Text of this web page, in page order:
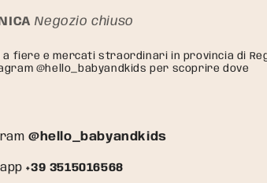
Negozio chiuso
a fiere e mercati straordinari in provincia di
@hello_babyandkids per scoprire dove
@hello_babyandkids
+39 3515016568